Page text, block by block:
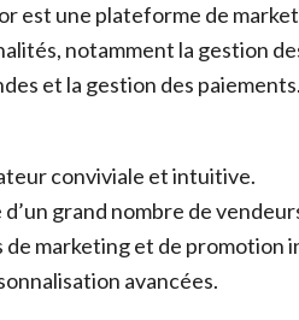
est une plateforme de
notamment la gestion
et la gestion des paiements.
conviviale et intuitive.
grand nombre de
marketing et de promotion
avancées.